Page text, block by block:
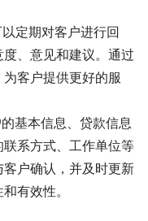
定期对客户进行回
、意见和建议。通过
客户提供更好的服
基本信息、贷款信息
系方式、工作单位等
户确认，并及时更新
有效性。